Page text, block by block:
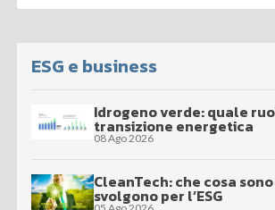
ESG e business
Idrogeno verde: quale
transizione energetica
08 Ago 2026
CleanTech: che cosa
svolgono per l’ESG